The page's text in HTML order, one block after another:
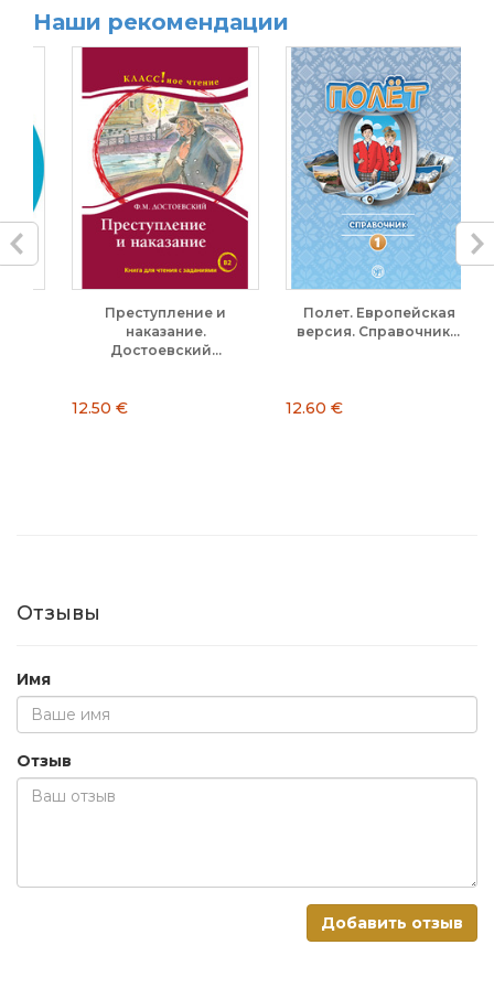
Наши рекомендации
Преступление и
наказание.
Достоевский...
12.50 €
Полет. Европейская
версия. Справочник....
12.60 €
Отзывы
Имя
Отзыв
Добавить отзыв